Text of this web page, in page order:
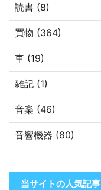
読書 (8)
買物 (364)
車 (19)
雑記 (1)
音楽 (46)
音響機器 (80)
当サイトの人気記事